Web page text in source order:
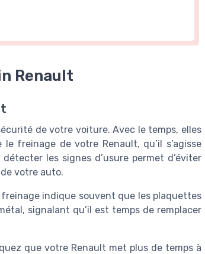
Renault
de votre voiture. Avec le temps, elles
freinage de votre Renault, qu’il s’agisse
détecter les signes d’usure permet d’éviter
votre auto.
indique souvent que les plaquettes
signalant qu’il est temps de remplacer
que votre Renault met plus de temps à